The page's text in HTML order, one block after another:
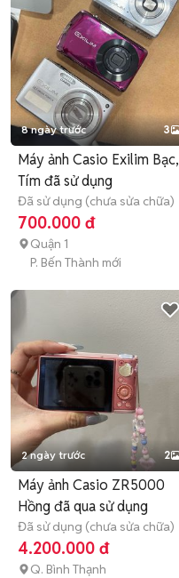
8 ngày trước 3
Máy ảnh Casio Exilim Bạc,
Tím đã sử dụng
Đã sử dụng (chưa sửa chữa)
700.000 đ
Quận 1
P. Bến Thành mới
2 ngày trước 2
Máy ảnh Casio ZR5000
Hồng đã qua sử dụng
Đã sử dụng (chưa sửa chữa)
4.200.000 đ
Q. Bình Thạnh